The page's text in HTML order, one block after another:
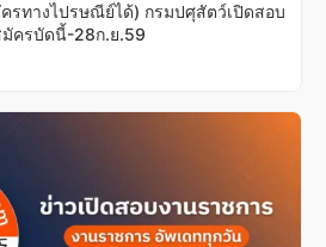
รทางไปรษณีย์ได้) กรมปศุสัตว์เปิดสอบ
ครบัดนี้-28ก.ย.59